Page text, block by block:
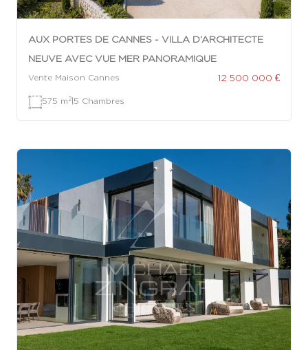
AUX PORTES DE CANNES - VILLA D’ARCHITECTE
NEUVE AVEC VUE MER PANORAMIQUE
Vente Maison Cannes 12 500 000 €
575 m 2|5 Chambres